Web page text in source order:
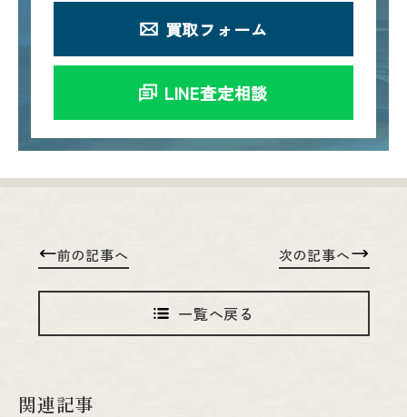
買取フォーム
LINE査定相談
前の記事へ
一覧へ戻る
次の記事へ
関連記事